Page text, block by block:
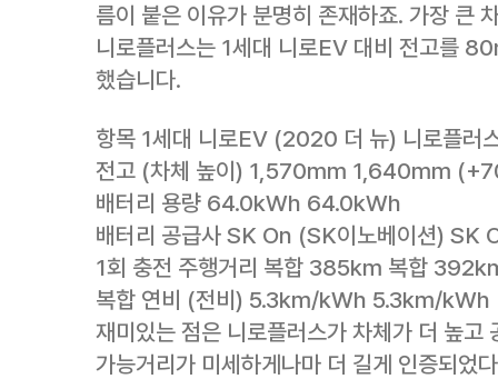
름이 붙은 이유가 분명히 존재하죠. 가장 큰
니로플러스는 1세대 니로EV 대비 전고를
했습니다.
항목 1세대 니로EV (2020 더 뉴) 니로플
전고 (차체 높이) 1,570mm 1,640mm
배터리 용량 64.0kWh 64.0kWh
배터리 공급사 SK On (SK이노베이션) SK
1회 충전 주행거리 복합 385km 복합
복합 연비 (전비) 5.3km/kWh 5.3km/kWh
재미있는 점은 니로플러스가 차체가 더 높고
가능거리가 미세하게나마 더 길게 인증되었